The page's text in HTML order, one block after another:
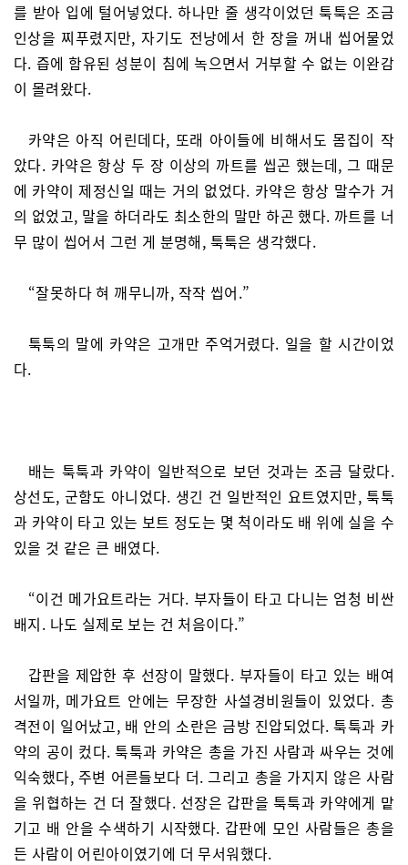
를 받아 입에 털어넣었다. 하나만 줄 생각이었던 툭툭은 조금
인상을 찌푸렸지만, 자기도 전낭에서 한 장을 꺼내 씹어물었
다. 즙에 함유된 성분이 침에 녹으면서 거부할 수 없는 이완감
이 몰려왔다.
카약은 아직 어린데다, 또래 아이들에 비해서도 몸집이 작
았다. 카약은 항상 두 장 이상의 까트를 씹곤 했는데, 그 때문
에 카약이 제정신일 때는 거의 없었다. 카약은 항상 말수가 거
의 없었고, 말을 하더라도 최소한의 말만 하곤 했다. 까트를 너
무 많이 씹어서 그런 게 분명해, 툭툭은 생각했다.
“잘못하다 혀 깨무니까, 작작 씹어.”
툭툭의 말에 카약은 고개만 주억거렸다. 일을 할 시간이었
다.
배는 툭툭과 카약이 일반적으로 보던 것과는 조금 달랐다.
상선도, 군함도 아니었다. 생긴 건 일반적인 요트였지만, 툭툭
과 카약이 타고 있는 보트 정도는 몇 척이라도 배 위에 실을 수
있을 것 같은 큰 배였다.
“이건 메가요트라는 거다. 부자들이 타고 다니는 엄청 비싼
배지. 나도 실제로 보는 건 처음이다.”
갑판을 제압한 후 선장이 말했다. 부자들이 타고 있는 배여
서일까, 메가요트 안에는 무장한 사설경비원들이 있었다. 총
격전이 일어났고, 배 안의 소란은 금방 진압되었다. 툭툭과 카
약의 공이 컸다. 툭툭과 카약은 총을 가진 사람과 싸우는 것에
익숙했다, 주변 어른들보다 더. 그리고 총을 가지지 않은 사람
을 위협하는 건 더 잘했다. 선장은 갑판을 툭툭과 카약에게 맡
기고 배 안을 수색하기 시작했다. 갑판에 모인 사람들은 총을
든 사람이 어린아이였기에 더 무서워했다.